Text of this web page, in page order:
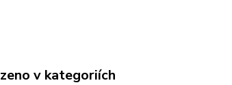
v kategoriích